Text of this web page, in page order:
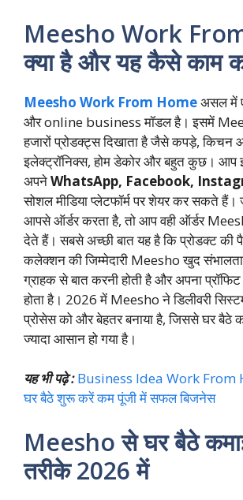
Meesho Work
क्या है और यह कैसे काम
Meesho Work From Homeअसल में
और online business मॉडल है। इसमें
हजारों प्रोडक्ट्स दिखाता है जैसे कपड़े, किचन
इलेक्ट्रॉनिक्स, होम डेकोर और बहुत कुछ। आप
अपनेWhatsApp, Facebook,
सोशल मीडिया प्लेटफॉर्म पर शेयर कर सकते हैं।
आपसे ऑर्डर करता है, तो आप वही ऑर्डर
देते हैं। सबसे अच्छी बात यह है कि प्रोडक्ट की
कलेक्शन की जिम्मेदारी Meesho खुद
ग्राहक से बात करनी होती है और अपना प्रॉफिट
होता है। 2026 में Meesho ने डिलीवरी
प्रोसेस को और बेहतर बनाया है, जिससे घर बैठे
ज्यादा आसान हो गया है।
यह भी पढ़े : Business Idea Work From
घर बैठे शुरू करें कम पूंजी में सफल बिजनेस
Meesho से घर बैठे
तरीके 2026 में